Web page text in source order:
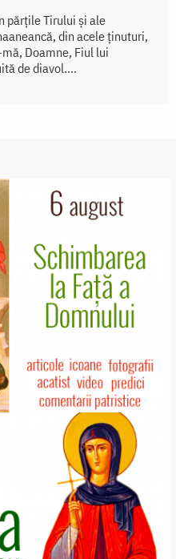
părțile Tirului și ale
din acele ținuturi,
Doamne, Fiul lui
de diavol....